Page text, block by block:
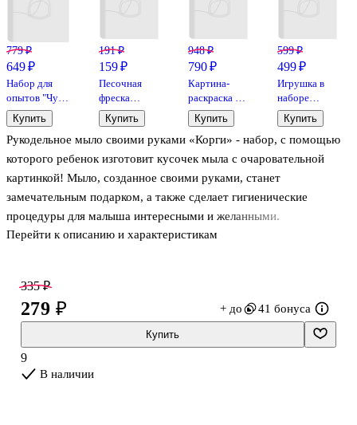
Рукодельное мыло своими руками «Корги» - набор, с помощью
которого ребенок изготовит кусочек мыла с очаровательной
картинкой! Мыло, созданное своими руками, станет
замечательным подарком, а также сделает гигиенические
процедуры для малыша интересными и желанными.
Для изготовления мыла потребуется внимание, ответственность
манипуляциях с горячей мыльной основой.
Состав:
- мыльная основа 2-х видов (прозрачная и белая);
- картинка на водорастворимой бумаге (5х7 см);
- пластиковая форма;
Перейти к описанию и характеристикам
779 ₽
649 ₽
Набор для
опытов "Чудо
бомбочки.
Цветочные",
Каррас
Купить
191 ₽
159 ₽
Песочная
фреска
Совушка,
Десятое
королевство
Купить
948 ₽
790 ₽
Картина-
раскраска по
номерам
«Малыши-
животные.
Крошка
х 20 см,
Рыжий Кот
Купить
599 ₽
499 ₽
Игрушка в
наборе
Funny
Kitchen
Burger set
mini
Купить
335 ₽
279 ₽ + до 41 бонуса
Купить
9
В наличии